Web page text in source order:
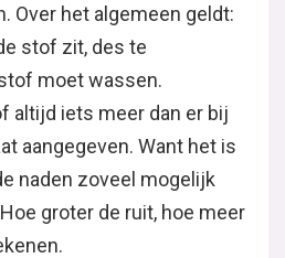
Over het algemeen geldt:
stof zit, des te
moet wassen.
altijd iets meer dan er bij
aangegeven. Want het is
naden zoveel mogelijk
groter de ruit, hoe meer